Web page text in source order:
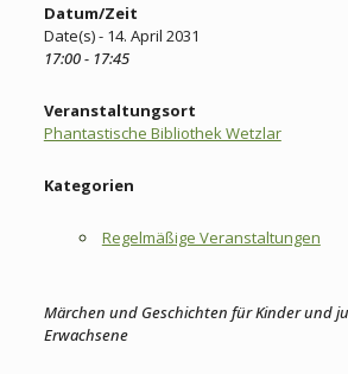
Datum/Zeit
Date(s) - 14. April 2031
17:00 - 17:45
Veranstaltungsort
Phantastische Bibliothek Wetzlar
Kategorien
Regelmäßige Veranstaltungen
Märchen und Geschichten für Kinder und
Erwachsene